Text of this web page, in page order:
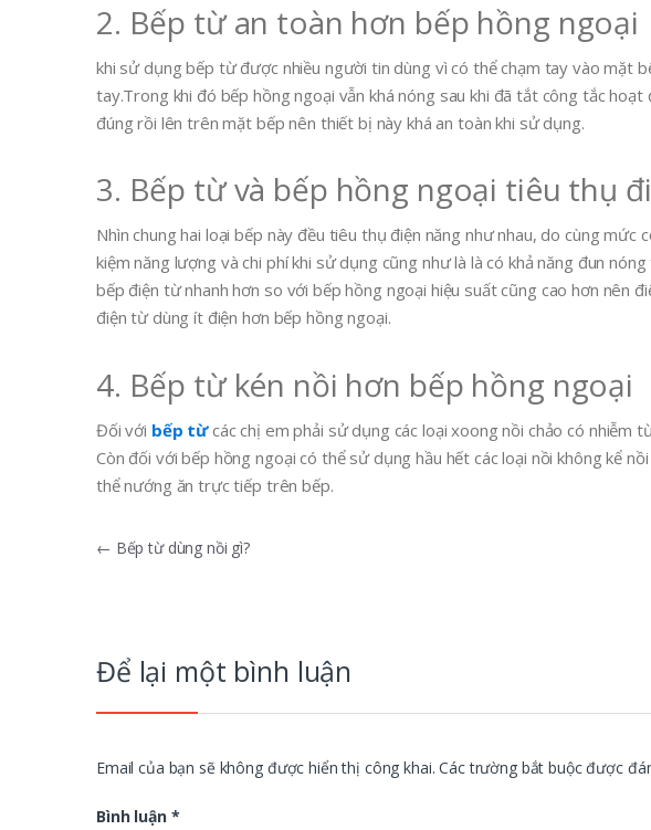
2. Bếp từ an toàn hơn bếp hồng ngoại
khi sử dụng bếp từ được nhiều người tin dùng vì có thể chạm tay vào mặt
tay.Trong khi đó bếp hồng ngoại vẫn khá nóng sau khi đã tắt công tắc
đúng rồi lên trên mặt bếp nên thiết bị này khá an toàn khi sử dụng.
3. Bếp từ và bếp hồng ngoại tiêu thụ
Nhìn chung hai loại bếp này đều tiêu thụ điện năng như nhau, do cùng
kiệm năng lượng và chi phí khi sử dụng cũng như là là có khả năng đun
bếp điện từ nhanh hơn so với bếp hồng ngoại hiệu suất cũng cao hơn nên
điện từ dùng ít điện hơn bếp hồng ngoại.
4. Bếp từ kén nồi hơn bếp hồng ngoại
Đối với bếp từcác chị em phải sử dụng các loại xoong nồi chảo có nhiễm
Còn đối với bếp hồng ngoại có thể sử dụng hầu hết các loại nồi không kể
thể nướng ăn trực tiếp trên bếp.
Điều
viết
← Bếp từ dùng nồi gì?
Để lại một bình luận
Email của bạn sẽ không được hiển thị công khai. Các trường bắt buộc được
Bình luận *